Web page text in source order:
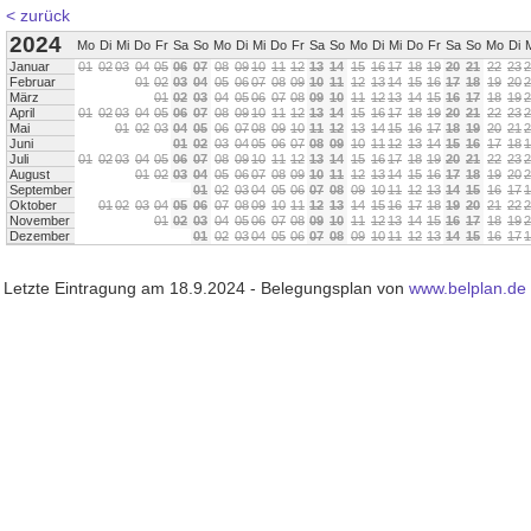
< zurück
2024 Mo Di Mi Do Fr Sa So Mo Di Mi Do Fr Sa So Mo Di Mi Do Fr Sa So Mo Di
Januar
01 0203 04 05 06 07 08 0910 11 12 13 14 15 1617 18 19 20 21 22 232
Februar
01 02 03 04 05 0607 08 09 10 11 12 1314 15 16 17 18 19 202
März
01 02 03 04 0506 07 08 09 10 11 1213 14 15 16 17 18 192
April
01 0203 04 05 06 07 08 0910 11 12 13 14 15 1617 18 19 20 21 22 232
Mai
01 02 03 04 05 06 0708 09 10 11 12 13 1415 16 17 18 19 20 212
Juni
01 02 03 0405 06 07 08 09 10 1112 13 14 15 16 17 181
Juli
01 0203 04 05 06 07 08 0910 11 12 13 14 15 1617 18 19 20 21 22 232
August
01 02 03 04 05 0607 08 09 10 11 12 1314 15 16 17 18 19 202
September
01 02 0304 05 06 07 08 09 1011 12 13 14 15 16 171
Oktober
0102 03 04 05 06 07 0809 10 11 12 13 14 1516 17 18 19 20 21 222
November
01 02 03 04 0506 07 08 09 10 11 1213 14 15 16 17 18 192
Dezember
01 02 0304 05 06 07 08 09 1011 12 13 14 15 16 171
Letzte Eintragung am 18.9.2024 - Belegungsplan von www.belplan.de